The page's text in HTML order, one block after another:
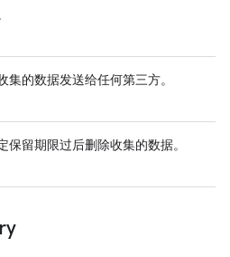
集的数据发送给任何第三方。
保留期限过后删除收集的数据。